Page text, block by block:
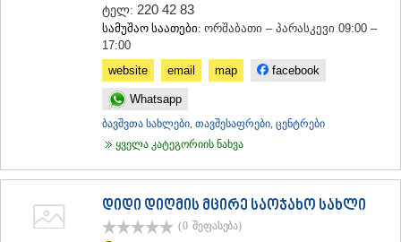
ᲐᲛᲑᲠᲝᲚᲐᲣᲠᲘ
ᲡᲐᲛᲔᲒᲠᲔᲚᲝ/ᲖᲔᲛᲝ ᲡᲕᲐᲜᲔᲗᲘ
ᲛᲔᲡᲢᲘᲐ
ᲤᲝᲗᲘ
ᲩᲮᲝᲠᲝᲬᲧᲣ
ტელ: 220 42 83
სამუშაო საათები: ორშაბათი – პარასკევი 09:00 –
17:00
website
email map facebook
Whatsapp
ბავშვთა სახლები, თავშესაფრები, ცენტრები
ყველა კატეგორიის ნახვა
დიდი დიღმის მცირე საოჯახო სახლი
(0 შეფასება)